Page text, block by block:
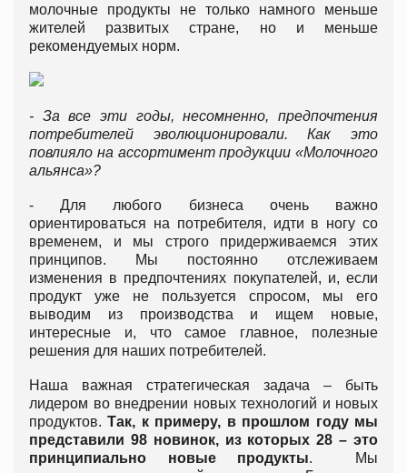
молочные продукты не только намного меньше
жителей развитых стране, но и меньше
рекомендуемых норм.
- За все эти годы, несомненно, предпочтения
потребителей эволюционировали. Как это
повлияло на ассортимент продукции «Молочного
альянса»?
- Для любого бизнеса очень важно
ориентироваться на потребителя, идти в ногу со
временем, и мы строго придерживаемся этих
принципов. Мы постоянно отслеживаем
изменения в предпочтениях покупателей, и, если
продукт уже не пользуется спросом, мы его
выводим из производства и ищем новые,
интересные и, что самое главное, полезные
решения для наших потребителей.
Наша важная стратегическая задача – быть
лидером во внедрении новых технологий и новых
продуктов.Так, к примеру, в прошлом году мы
представили 98 новинок, из которых 28 – это
принципиально новые продукты. Мы